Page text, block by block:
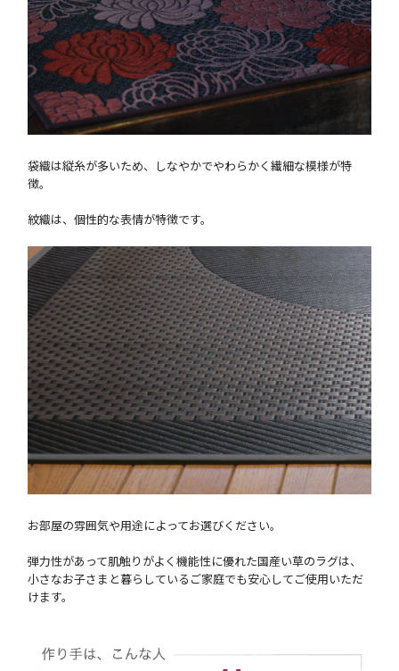
袋織は縦糸が多いため、しなやかでやわらかく繊細な模様が特
徴。
紋織は、個性的な表情が特徴です。
お部屋の雰囲気や用途によってお選びください。
弾力性があって肌触りがよく機能性に優れた国産い草のラグは、
小さなお子さまと暮らしているご家庭でも安心してご使用いただ
けます。